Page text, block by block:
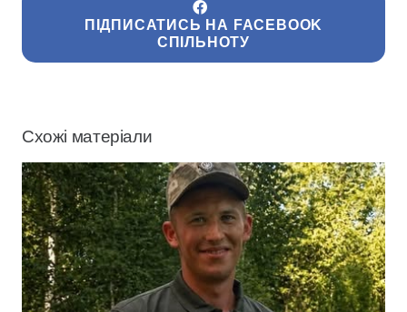
ПІДПИСАТИСЬ НА FACEBOOK
СПІЛЬНОТУ
Схожі матеріали